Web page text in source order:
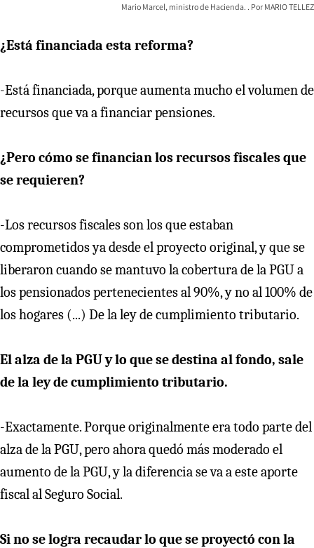
Mario Marcel, ministro de Hacienda. MARIO TELLEZ
¿Está financiada esta reforma?
-Está financiada, porque aumenta mucho el volumen de
recursos que va a financiar pensiones.
¿Pero cómo se financian los recursos fiscales que
se requieren?
-Los recursos fiscales son los que estaban
comprometidos ya desde el proyecto original, y que se
liberaron cuando se mantuvo la cobertura de la PGU a
los pensionados pertenecientes al 90%, y no al 100% de
los hogares (...) De la ley de cumplimiento tributario.
El alza de la PGU y lo que se destina al fondo, sale
de la ley de cumplimiento tributario.
-Exactamente. Porque originalmente era todo parte del
alza de la PGU, pero ahora quedó más moderado el
aumento de la PGU, y la diferencia se va a este aporte
fiscal al Seguro Social.
Si no se logra recaudar lo que se proyectó con la